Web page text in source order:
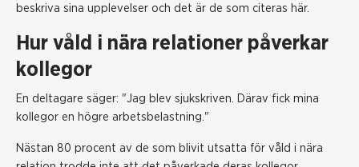
beskriva sina upplevelser och det är de som citeras här.
Hur våld i nära relationer påverkar
kollegor
En deltagare säger: "Jag blev sjukskriven. Därav fick mina
kollegor en högre arbetsbelastning."
Nästan 80 procent av de som blivit utsatta för våld i nära